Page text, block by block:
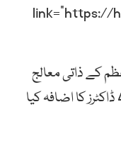
link=”https://
کے ذاتی معالج
ڈاکٹرعدنان سمیت میڈیکل بورڈ میں 4 ڈاکٹرز کا اضافہ کیا